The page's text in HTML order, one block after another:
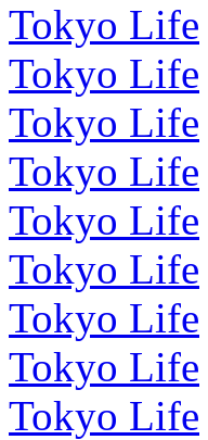
Tokyo Life
Tokyo Life
Tokyo Life
Tokyo Life
Tokyo Life
Tokyo Life
Tokyo Life
Tokyo Life
Tokyo Life